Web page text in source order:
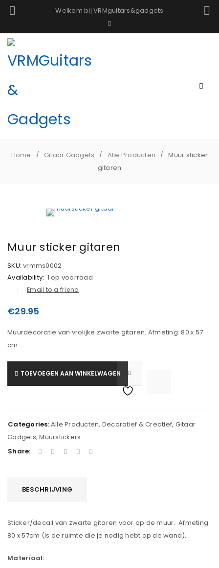
Welkom bij VRMguitars&gadgets
Home / Gitaar Gadgets / Alle Producten /
Muur sticker
gitaren
Muur sticker gitaren
SKU: vrmms0002
Availability: 1 op voorraad
Email to a friend
€29.95
Muurdecoratie van vrolijke zwarte gitaren. Afmeting: 80 x 57
cm.
TOEVOEGEN AAN WINKELWAGEN
Categories:Alle Producten, Decoratief & Creatief, Gitaar
Gadgets,Muurstickers
Share:
BESCHRIJVING
Sticker/decall van zwarte gitaren voor op de muur. Afmeting
80 x 57cm (is de ruimte die je nodig hebt op de wand).
Materiaal: